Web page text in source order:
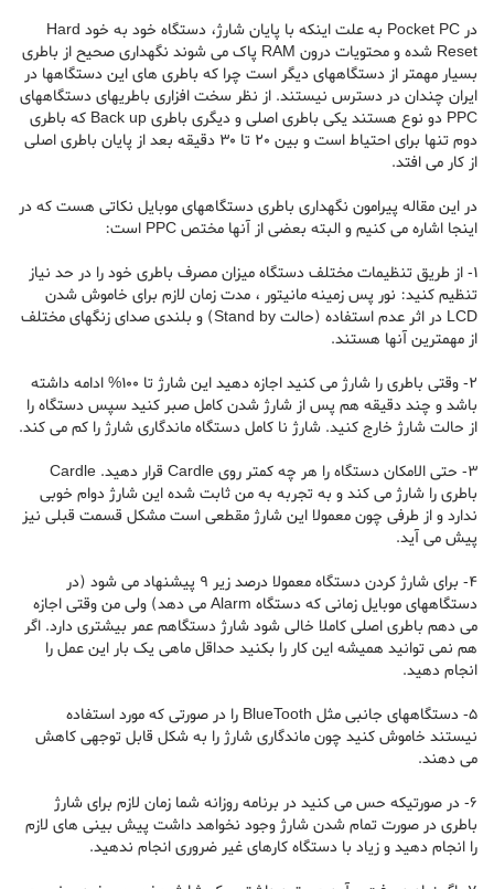
در Pocket PC به علت اینکه با پایان شارژ، دستگاه خود به خود Hard
Reset شده و محتویات درون RAM پاک می شوند نگهداری صحیح از باطری
بسیار مهمتر از دستگاههای دیگر است چرا که باطری های این دستگاهها در
ایران چندان در دسترس نیستند. از نظر سخت افزاری باطریهای دستگاههای
PPC دو نوع هستند یکی باطری اصلی و دیگری باطری Back up که باطری
دوم تنها برای احتیاط است و بین 20 تا 30 دقیقه بعد از پایان باطری اصلی
از کار می افتد.
در این مقاله پیرامون نگهداری باطری دستگاههای موبایل نکاتی هست که در
اینجا اشاره می کنیم و البته بعضی از آنها مختص PPC است:
1- از طریق تنظیمات مختلف دستگاه میزان مصرف باطری خود را در حد نیاز
تنظیم کنید: نور پس زمینه مانیتور ، مدت زمان لازم برای خاموش شدن
LCD در اثر عدم استفاده (حالت Stand by) و بلندی صدای زنگهای مختلف
از مهمترین آنها هستند.
2- وقتی باطری را شارژ می کنید اجازه دهید این شارژ تا 100% ادامه داشته
باشد و چند دقیقه هم پس از شارژ شدن کامل صبر کنید سپس دستگاه را
از حالت شارژ خارج کنید. شارژ نا کامل دستگاه ماندگاری شارژ را کم می کند.
3- حتی الامکان دستگاه را هر چه کمتر روی Cardle قرار دهید. Cardle
باطری را شارژ می کند و به تجربه به من ثابت شده این شارژ دوام خوبی
ندارد و از طرفی چون معمولا این شارژ مقطعی است مشکل قسمت قبلی نیز
پیش می آید.
4- برای شارژ کردن دستگاه معمولا درصد زیر 9 پیشنهاد می شود (در
دستگاههای موبایل زمانی که دستگاه Alarm می دهد) ولی من وقتی اجازه
می دهم باطری اصلی کاملا خالی شود شارژ دستگاهم عمر بیشتری دارد. اگر
هم نمی توانید همیشه این کار را بکنید حداقل ماهی یک بار این عمل را
انجام دهید.
5- دستگاههای جانبی مثل BlueTooth را در صورتی که مورد استفاده
نیستند خاموش کنید چون ماندگاری شارژ را به شکل قابل توجهی کاهش
می دهند.
6- در صورتیکه حس می کنید در برنامه روزانه شما زمان لازم برای شارژ
باطری در صورت تمام شدن شارژ وجود نخواهد داشت پیش بینی های لازم
را انجام دهید و زیاد با دستگاه کارهای غیر ضروری انجام ندهید.